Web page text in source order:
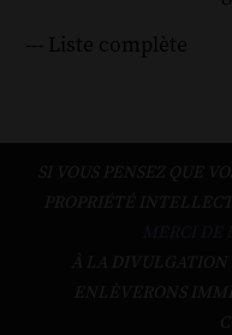
--- Liste complète